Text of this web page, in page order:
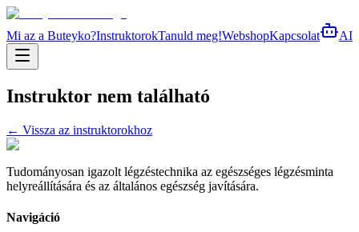
Mi az a Buteyko?InstruktorokTanuld meg!WebshopKapcsolat AI
Instruktor nem található
← Vissza az instruktorokhoz
Tudományosan igazolt légzéstechnika az egészséges légzésminta
helyreállítására és az általános egészség javítására.
Navigáció